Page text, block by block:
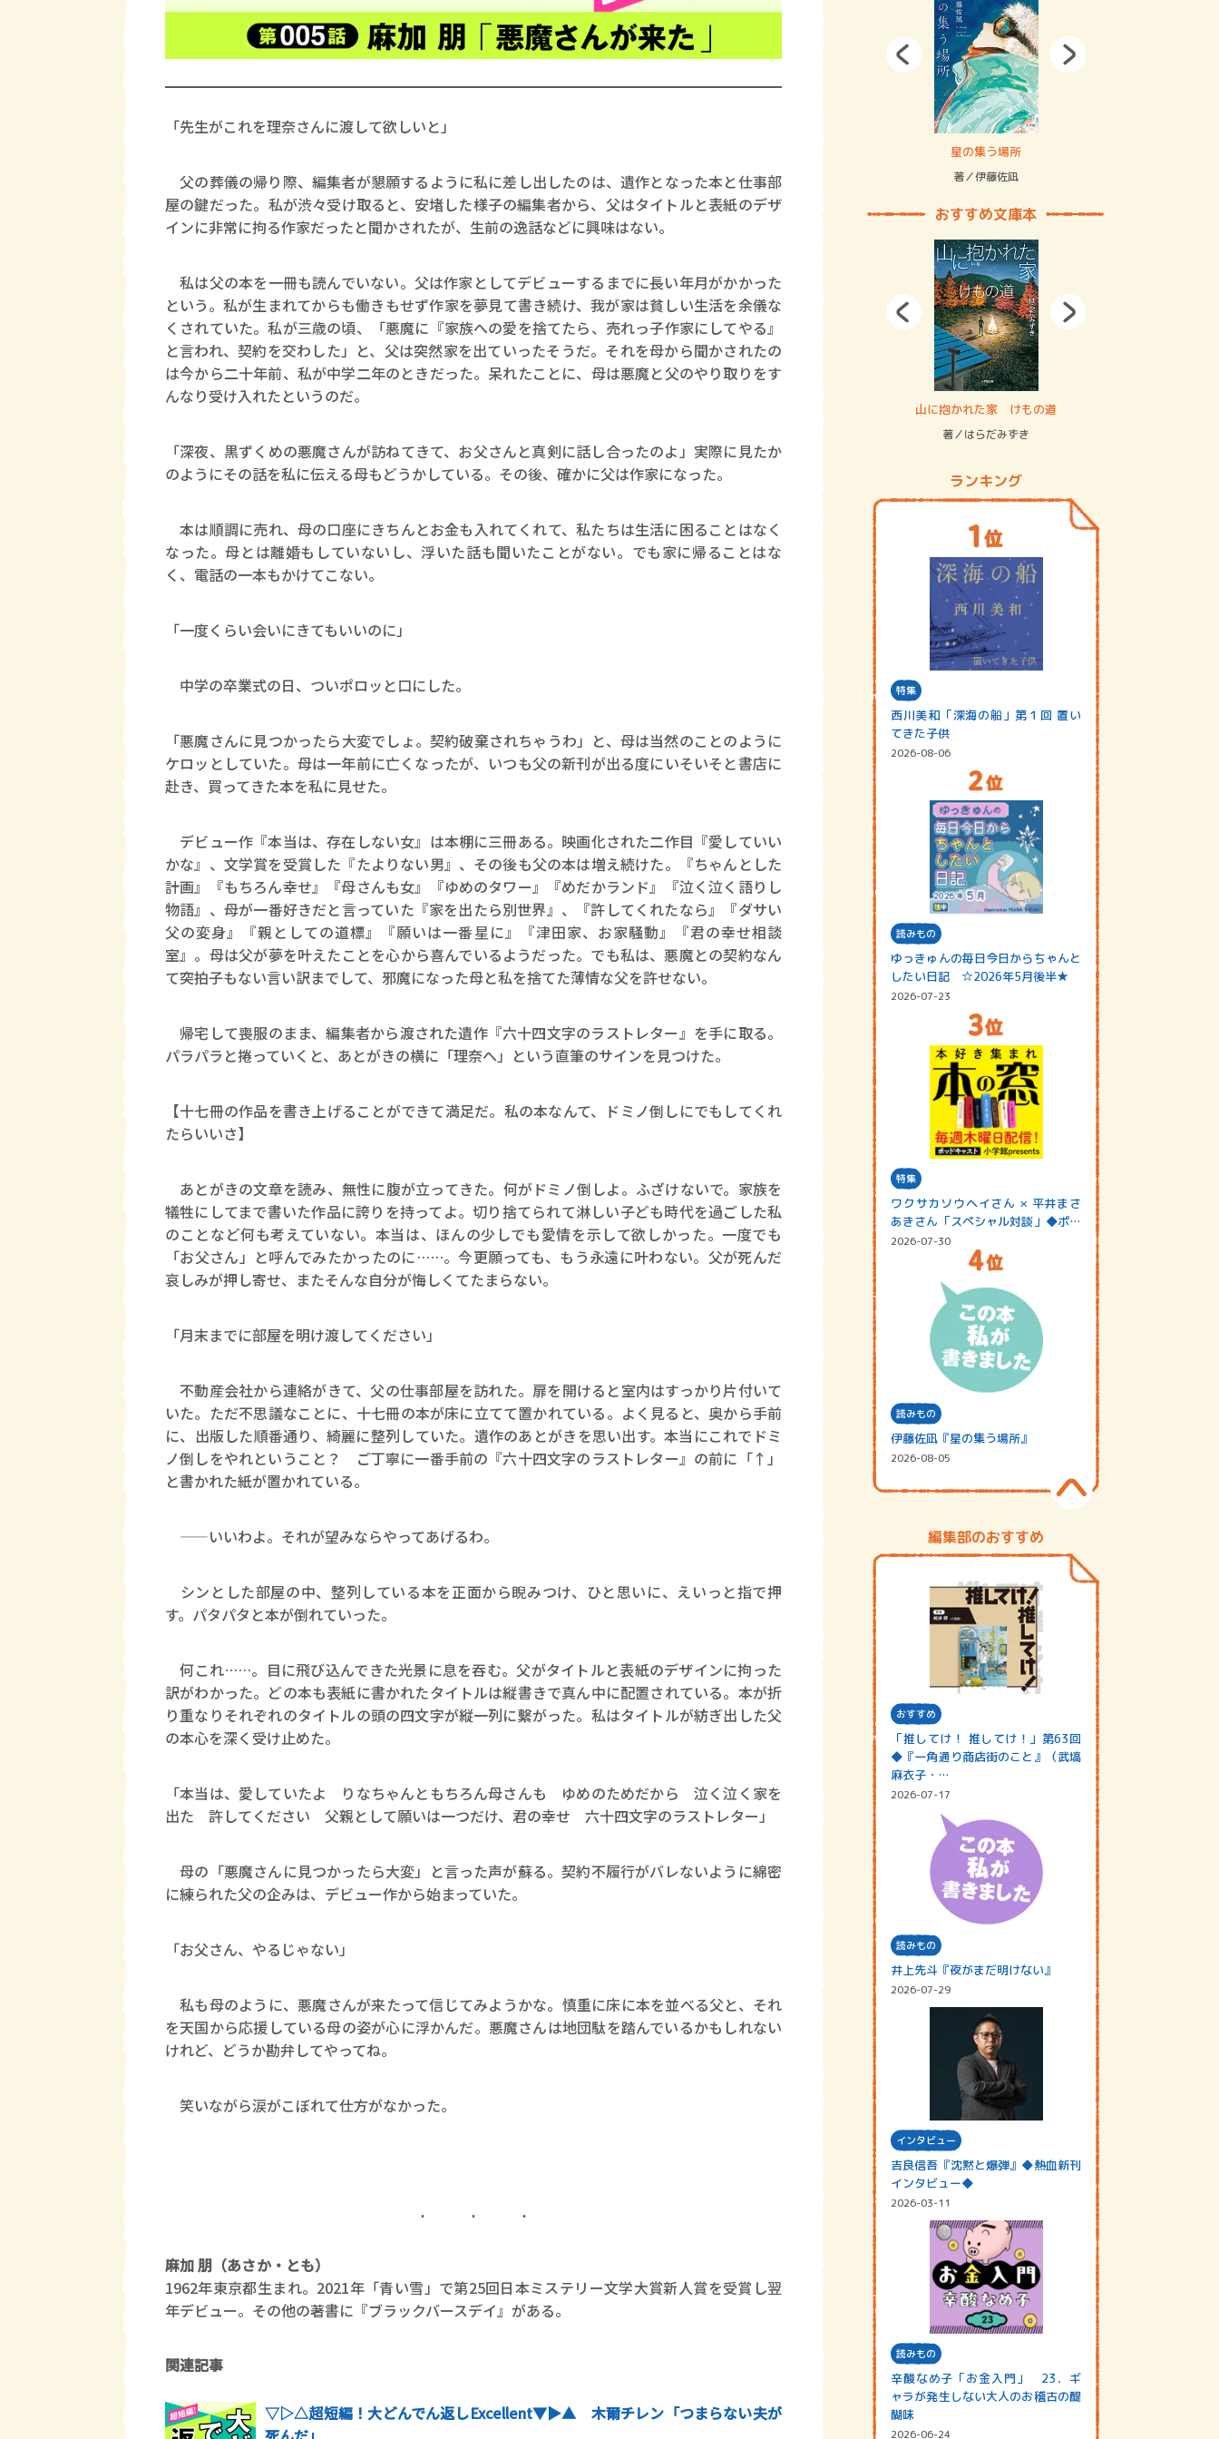
「先生がこれを理奈さんに渡して欲しいと」
父の葬儀の帰り際、編集者が懇願するように私に差し出したのは、遺作となった本と仕事部
屋の鍵だった。私が渋々受け取ると、安堵した様子の編集者から、父はタイトルと表紙のデザ
インに非常に拘る作家だったと聞かされたが、生前の逸話などに興味はない。
私は父の本を一冊も読んでいない。父は作家としてデビューするまでに長い年月がかかった
という。私が生まれてからも働きもせず作家を夢見て書き続け、我が家は貧しい生活を余儀な
くされていた。私が三歳の頃、「悪魔に『家族への愛を捨てたら、売れっ子作家にしてやる』
と言われ、契約を交わした」と、父は突然家を出ていったそうだ。それを母から聞かされたの
は今から二十年前、私が中学二年のときだった。呆れたことに、母は悪魔と父のやり取りをす
んなり受け入れたというのだ。
「深夜、黒ずくめの悪魔さんが訪ねてきて、お父さんと真剣に話し合ったのよ」実際に見たか
のようにその話を私に伝える母もどうかしている。その後、確かに父は作家になった。
本は順調に売れ、母の口座にきちんとお金も入れてくれて、私たちは生活に困ることはなく
なった。母とは離婚もしていないし、浮いた話も聞いたことがない。でも家に帰ることはな
く、電話の一本もかけてこない。
「一度くらい会いにきてもいいのに」
中学の卒業式の日、ついポロッと口にした。
「悪魔さんに見つかったら大変でしょ。契約破棄されちゃうわ」と、母は当然のことのように
ケロッとしていた。母は一年前に亡くなったが、いつも父の新刊が出る度にいそいそと書店に
赴き、買ってきた本を私に見せた。
デビュー作『本当は、存在しない女』は本棚に三冊ある。映画化された二作目『愛していい
かな』、文学賞を受賞した『たよりない男』、その後も父の本は増え続けた。『ちゃんとした
計画』『もちろん幸せ』『母さんも女』『ゆめのタワー』『めだかランド』『泣く泣く語りし
物語』、母が一番好きだと言っていた『家を出たら別世界』、『許してくれたなら』『ダサい
父の変身』『親としての道標』『願いは一番星に』『津田家、お家騒動』『君の幸せ相談
室』。母は父が夢を叶えたことを心から喜んでいるようだった。でも私は、悪魔との契約なん
て突拍子もない言い訳までして、邪魔になった母と私を捨てた薄情な父を許せない。
帰宅して喪服のまま、編集者から渡された遺作『六十四文字のラストレター』を手に取る。
パラパラと捲っていくと、あとがきの横に「理奈へ」という直筆のサインを見つけた。
【十七冊の作品を書き上げることができて満足だ。私の本なんて、ドミノ倒しにでもしてくれ
たらいいさ】
あとがきの文章を読み、無性に腹が立ってきた。何がドミノ倒しよ。ふざけないで。家族を
犠牲にしてまで書いた作品に誇りを持ってよ。切り捨てられて淋しい子ども時代を過ごした私
のことなど何も考えていない。本当は、ほんの少しでも愛情を示して欲しかった。一度でも
「お父さん」と呼んでみたかったのに……。今更願っても、もう永遠に叶わない。父が死んだ
哀しみが押し寄せ、またそんな自分が悔しくてたまらない。
「月末までに部屋を明け渡してください」
不動産会社から連絡がきて、父の仕事部屋を訪れた。扉を開けると室内はすっかり片付いて
いた。ただ不思議なことに、十七冊の本が床に立てて置かれている。よく見ると、奥から手前
に、出版した順番通り、綺麗に整列していた。遺作のあとがきを思い出す。本当にこれでドミ
ノ倒しをやれということ？ ご丁寧に一番手前の『六十四文字のラストレター』の前に「↑」
と書かれた紙が置かれている。
——いいわよ。それが望みならやってあげるわ。
シンとした部屋の中、整列している本を正面から睨みつけ、ひと思いに、えいっと指で押
す。パタパタと本が倒れていった。
何これ……。目に飛び込んできた光景に息を吞む。父がタイトルと表紙のデザインに拘った
訳がわかった。どの本も表紙に書かれたタイトルは縦書きで真ん中に配置されている。本が折
り重なりそれぞれのタイトルの頭の四文字が縦一列に繫がった。私はタイトルが紡ぎ出した父
の本心を深く受け止めた。
「本当は、愛していたよ りなちゃんともちろん母さんも ゆめのためだから 泣く泣く家を
出た 許してください 父親として願いは一つだけ、君の幸せ 六十四文字のラストレター」
母の「悪魔さんに見つかったら大変」と言った声が蘇る。契約不履行がバレないように綿密
に練られた父の企みは、デビュー作から始まっていた。
「お父さん、やるじゃない」
私も母のように、悪魔さんが来たって信じてみようかな。慎重に床に本を並べる父と、それ
を天国から応援している母の姿が心に浮かんだ。悪魔さんは地団駄を踏んでいるかもしれない
けれど、どうか勘弁してやってね。
笑いながら涙がこぼれて仕方がなかった。
麻加 朋（あさか・とも）
1962年東京都生まれ。2021年「青い雪」で第25回日本ミステリー文学大賞新人賞を受賞し翌
年デビュー。その他の著書に『ブラックバースデイ』がある。
関連記事
▽▷△超短編！大どんでん返しExcellent▼▶︎▲ 木爾チレン「つまらない夫が
著／川瀬七緒
星の集う場所
著／伊藤佐凪
おすすめ文庫本
山に抱かれた家 けもの道
著／はらだみずき
ランキング
特集
西川美和「深海の船」第１回 置い
てきた子供
2026-08-06
読みもの
ゆっきゅんの毎日今日からちゃんと
したい日記 ☆2026年5月後半★
2026-07-23
特集
ワクサカソウヘイさん × 平井まさ
あきさん「スペシャル対談」◆ポッ
ドキャスト…
2026-07-30
読みもの
伊藤佐凪『星の集う場所』
2026-08-05
編集部のおすすめ
おすすめ
「推してけ！ 推してけ！」第63回
◆『一角通り商店街のこと』（武塙
麻衣子・…
2026-07-17
読みもの
井上先斗『夜がまだ明けない』
2026-07-29
インタビュー
吉良信吾『沈黙と爆弾』◆熱血新刊
インタビュー◆
2026-03-11
読みもの
辛酸なめ子「お金入門」 23．ギ
ャラが発生しない大人のお稽古の醍
醐味
2026-06-24